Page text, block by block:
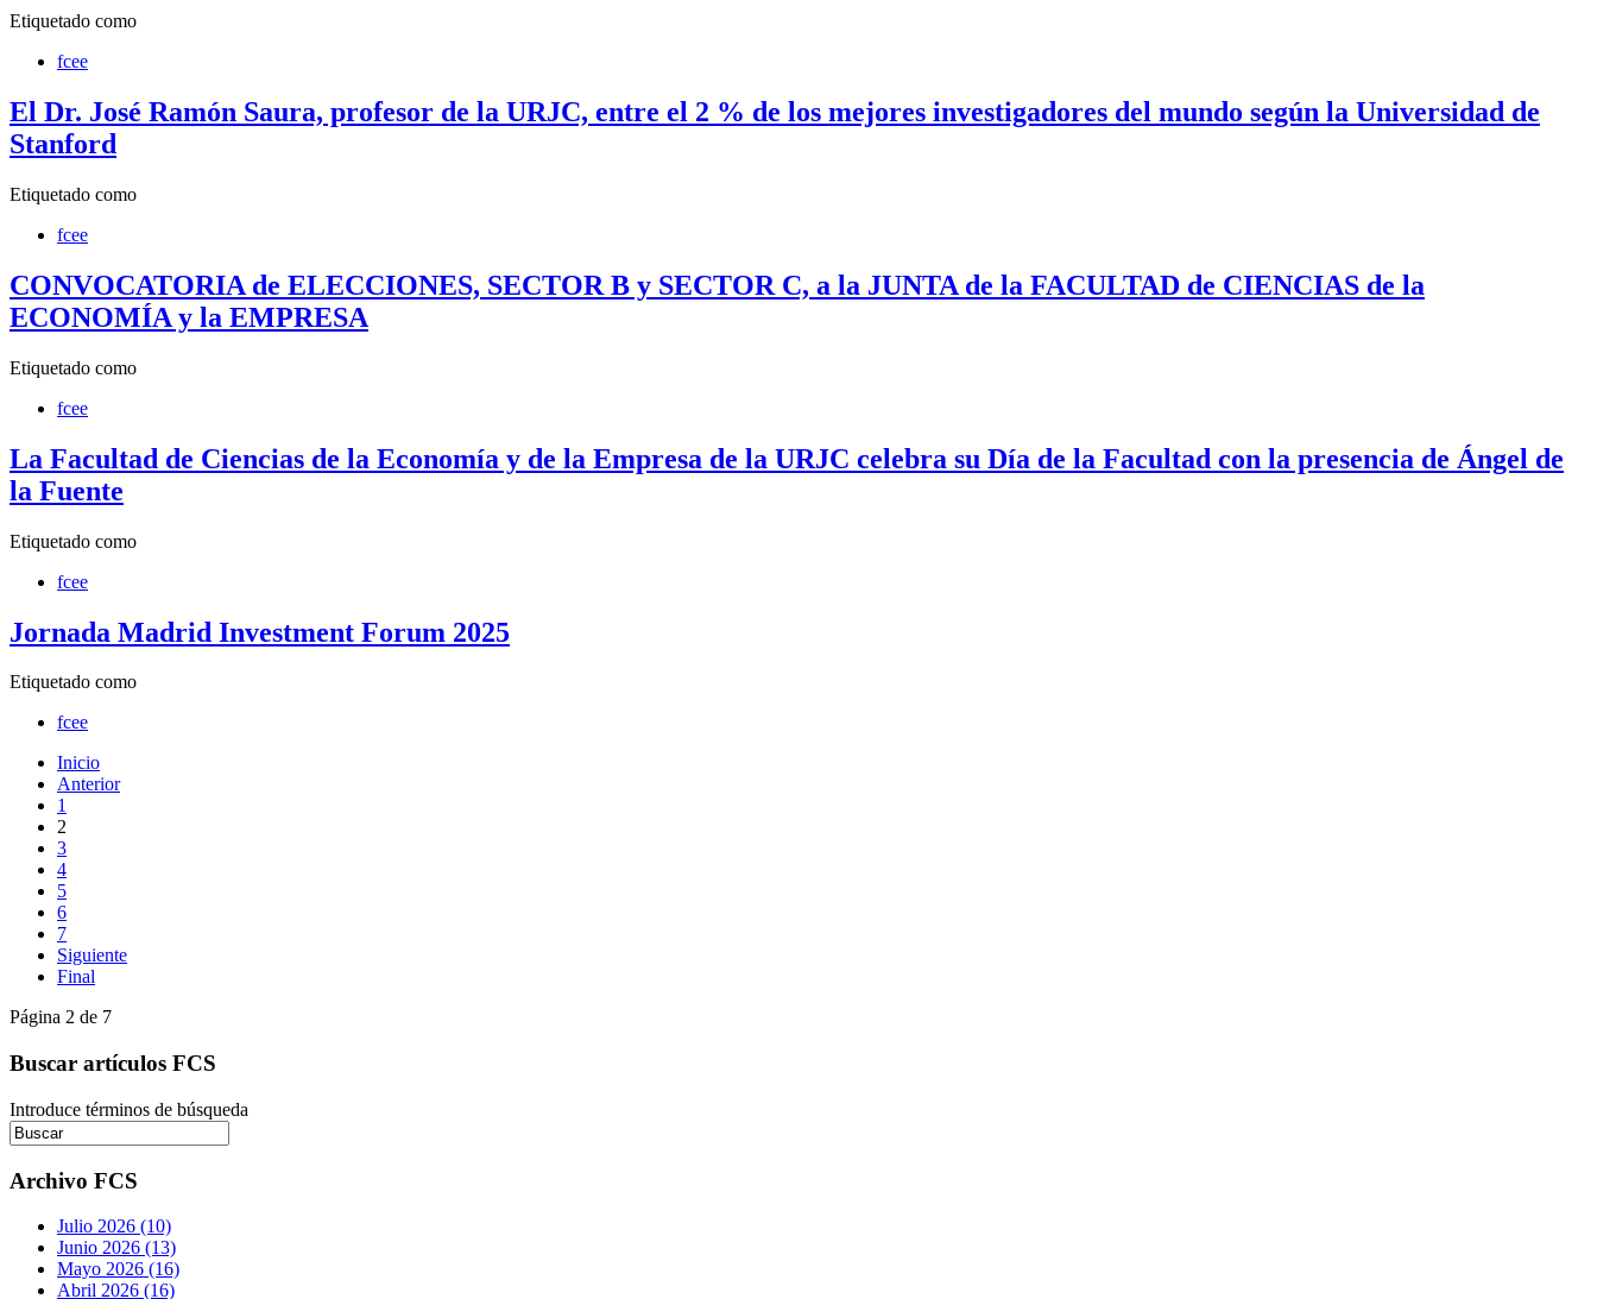
Etiquetado como
fcee
El Dr. José Ramón Saura, profesor de la URJC, entre el 2 % de los mejores investigadores del mundo según la Universidad de
Stanford
Etiquetado como
fcee
CONVOCATORIA de ELECCIONES, SECTOR B y SECTOR C, a la JUNTA de la FACULTAD de CIENCIAS de la
ECONOMÍA y la EMPRESA
Etiquetado como
fcee
La Facultad de Ciencias de la Economía y de la Empresa de la URJC celebra su Día de la Facultad con la presencia de Ángel de
la Fuente
Etiquetado como
fcee
Jornada Madrid Investment Forum 2025
Etiquetado como
fcee
Inicio
Anterior
1
2
3
4
5
6
7
Siguiente
Final
Página 2 de 7
Buscar artículos FCS
Introduce términos de búsqueda
Archivo FCS
Julio 2026 (10)
Junio 2026 (13)
Mayo 2026 (16)
Abril 2026 (16)